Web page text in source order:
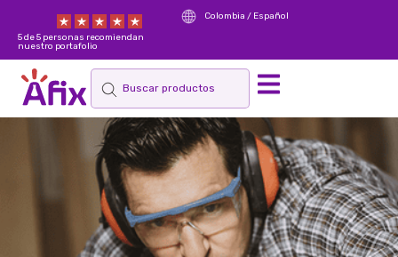
5 de 5 personas recomiendan
nuestro portafolio
Colombia / Español